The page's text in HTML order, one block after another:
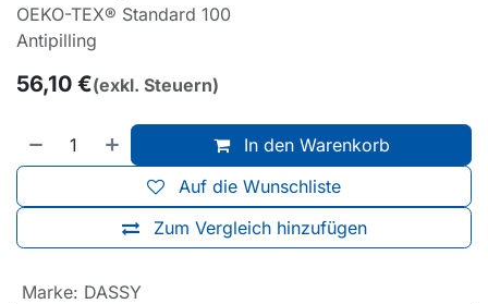
OEKO-TEX® Standard 100
Antipilling
56,10 €(exkl. Steuern)
In den Warenkorb
Zum Vergleich hinzufügen
Auf die Wunschliste
Marke: DASSY